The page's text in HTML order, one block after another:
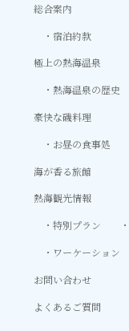
総合案内
宿泊約款
極上の熱海温泉
熱海温泉の歴史
豪快な磯料理
お昼の食事処
海が香る旅館
熱海観光情報
特別プラン
ワーケーション
お問い合わせ
よくあるご質問